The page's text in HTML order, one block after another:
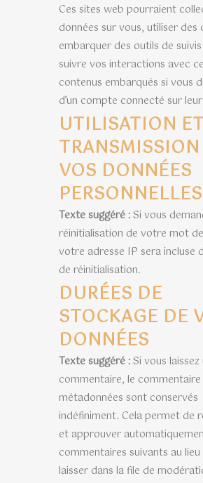
Ces sites web pourraient
données sur vous, utiliser des
embarquer des outils de
suivre vos interactions avec
contenus embarqués si vous
d’un compte connecté sur
UTILISATION ET
VOS DONNÉES
PERSONNELLES
Texte suggéré :Si vous
réinitialisation de votre mot
votre adresse IP sera incluse
de réinitialisation.
DURÉES DE
STOCKAGE DE
DONNÉES
Texte suggéré :Si vous laissez
commentaire, le
métadonnées sont conservés
indéfiniment. Cela permet de
et approuver
commentaires suivants au lieu
laisser dans la file de